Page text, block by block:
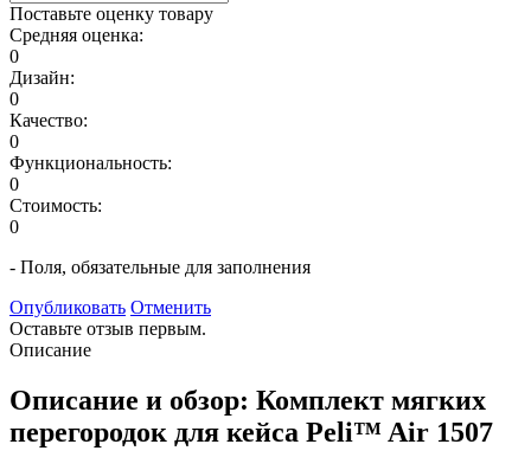
Поставьте оценку товару
Средняя оценка:
0
Дизайн:
0
Качество:
0
Функциональность:
0
Стоимость:
0
- Поля, обязательные для заполнения
Опубликовать Отменить
Оставьте отзыв первым.
Описание
Описание и обзор: Комплект мягких
перегородок для кейса Peli™ Air 1507